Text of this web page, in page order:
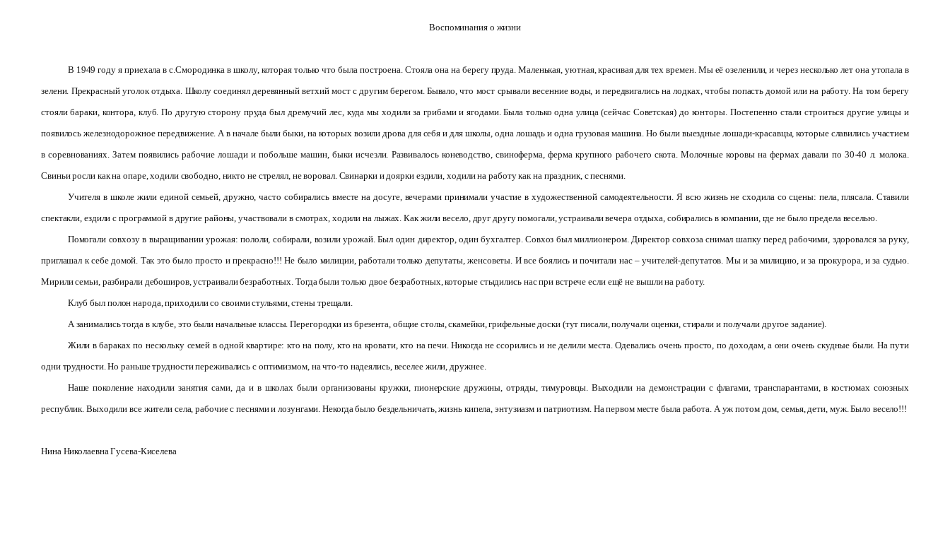
Воспоминания о жизни
В 1949 году я приехала в с.Смородинка в школу, которая только что была построена. Стояла она на берегу пруда. Маленькая, уютная, красивая для тех времен. Мы её озеленили, и через несколько лет она утопала в
зелени. Прекрасный уголок отдыха. Школу соединял деревянный ветхий мост с другим берегом. Бывало, что мост срывали весенние воды, и передвигались на лодках, чтобы попасть домой или на работу. На том берегу
стояли бараки, контора, клуб. По другую сторону пруда был дремучий лес, куда мы ходили за грибами и ягодами. Была только одна улица (сейчас Советская) до конторы. Постепенно стали строиться другие улицы и
появилось железнодорожное передвижение. А в начале были быки, на которых возили дрова для себя и для школы, одна лошадь и одна грузовая машина. Но были выездные лошади-красавцы, которые славились участием
в соревнованиях. Затем появились рабочие лошади и побольше машин, быки исчезли. Развивалось коневодство, свиноферма, ферма крупного рабочего скота. Молочные коровы на фермах давали по 30-40 л. молока.
Свиньи росли как на опаре, ходили свободно, никто не стрелял, не воровал. Свинарки и доярки ездили, ходили на работу как на праздник, с песнями.
Учителя в школе жили единой семьей, дружно, часто собирались вместе на досуге, вечерами принимали участие в художественной самодеятельности. Я всю жизнь не сходила со сцены: пела, плясала. Ставили
спектакли, ездили с программой в другие районы, участвовали в смотрах, ходили на лыжах. Как жили весело, друг другу помогали, устраивали вечера отдыха, собирались в компании, где не было предела веселью.
Помогали совхозу в выращивании урожая: пололи, собирали, возили урожай. Был один директор, один бухгалтер. Совхоз был миллионером. Директор совхоза снимал шапку перед рабочими, здоровался за руку,
приглашал к себе домой. Так это было просто и прекрасно!!! Не было милиции, работали только депутаты, женсоветы. И все боялись и почитали нас – учителей-депутатов. Мы и за милицию, и за прокурора, и за судью.
Мирили семьи, разбирали дебоширов, устраивали безработных. Тогда были только двое безработных, которые стыдились нас при встрече если ещё не вышли на работу.
Клуб был полон народа, приходили со своими стульями, стены трещали.
А занимались тогда в клубе, это были начальные классы. Перегородки из брезента, общие столы, скамейки, грифельные доски (тут писали, получали оценки, стирали и получали другое задание).
Жили в бараках по нескольку семей в одной квартире: кто на полу, кто на кровати, кто на печи. Никогда не ссорились и не делили места. Одевались очень просто, по доходам, а они очень скудные были. На пути
одни трудности. Но раньше трудности переживались с оптимизмом, на что-то надеялись, веселее жили, дружнее.
Наше поколение находили занятия сами, да и в школах были организованы кружки, пионерские дружины, отряды, тимуровцы. Выходили на демонстрации с флагами, транспарантами, в костюмах союзных
республик. Выходили все жители села, рабочие с песнями и лозунгами. Некогда было бездельничать, жизнь кипела, энтузиазм и патриотизм. На первом месте была работа. А уж потом дом, семья, дети, муж. Было весело!!!
Нина Николаевна Гусева-Киселева